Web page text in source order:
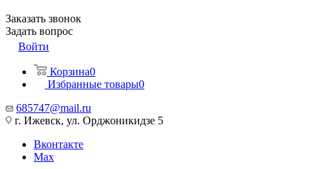
Заказать звонок
Задать вопрос
Войти
Корзина0
Избранные товары0
685747@mail.ru
г. Ижевск, ул. Орджоникидзе 5
Вконтакте
Max